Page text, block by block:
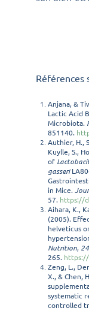
Références
Anjana, &
Lactic Acid
Microbiota.
851140.
Authier, H.,
Kuylle, S.,
of
gasseri
in Mice.
57. https://
Aihara, K.,
(2005).
helveticus
Nutrition, 24
265.
Zeng, L.,
X., & Chen,
systematic
controlled